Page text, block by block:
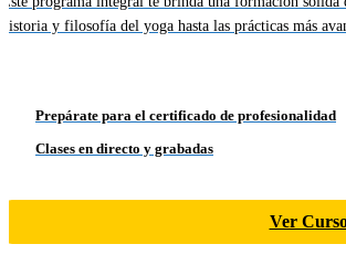
historia y filosofía del yoga hasta las prácticas más
Prepárate para el certificado de profesionalidad
Clases en directo y grabadas
Ver